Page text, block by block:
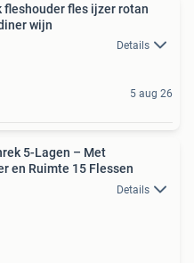
fleshouder fles ijzer rotan
wijn
Details
5 aug 26
5-Lagen – Met
en Ruimte 15 Flessen
Details